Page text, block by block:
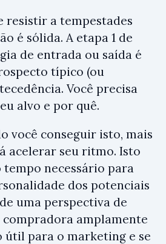
resistir a tempestades
é sólida. A etapa 1 de
de entrada ou saída é
típico (ou
Você precisa
alvo e por quê.
você conseguir isto, mais
acelerar seu ritmo. Isto
necessário para
dos potenciais
uma perspectiva de
compradora amplamente
para o marketing e se